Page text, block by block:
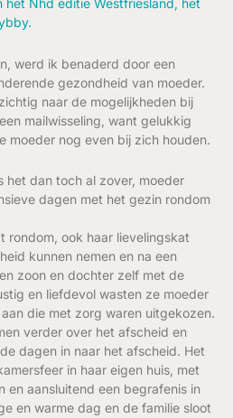
het Nhd editie Westfriesland, het
werd ik benaderd door een
gezondheid van moeder.
naar de mogelijkheden bij
mailwisseling, want gelukkig
moeder nog even bij zich houden.
het dan toch al zover, moeder
dagen met het gezin rondom
rondom, ook haar lievelingskat
kunnen nemen en na een
zoon en dochter zelf met de
en liefdevol wasten ze moeder
die met zorg waren uitgekozen.
verder over het afscheid en
dagen in naar het afscheid. Het
in haar eigen huis, met
en aansluitend een begrafenis in
en warme dag en de familie sloot